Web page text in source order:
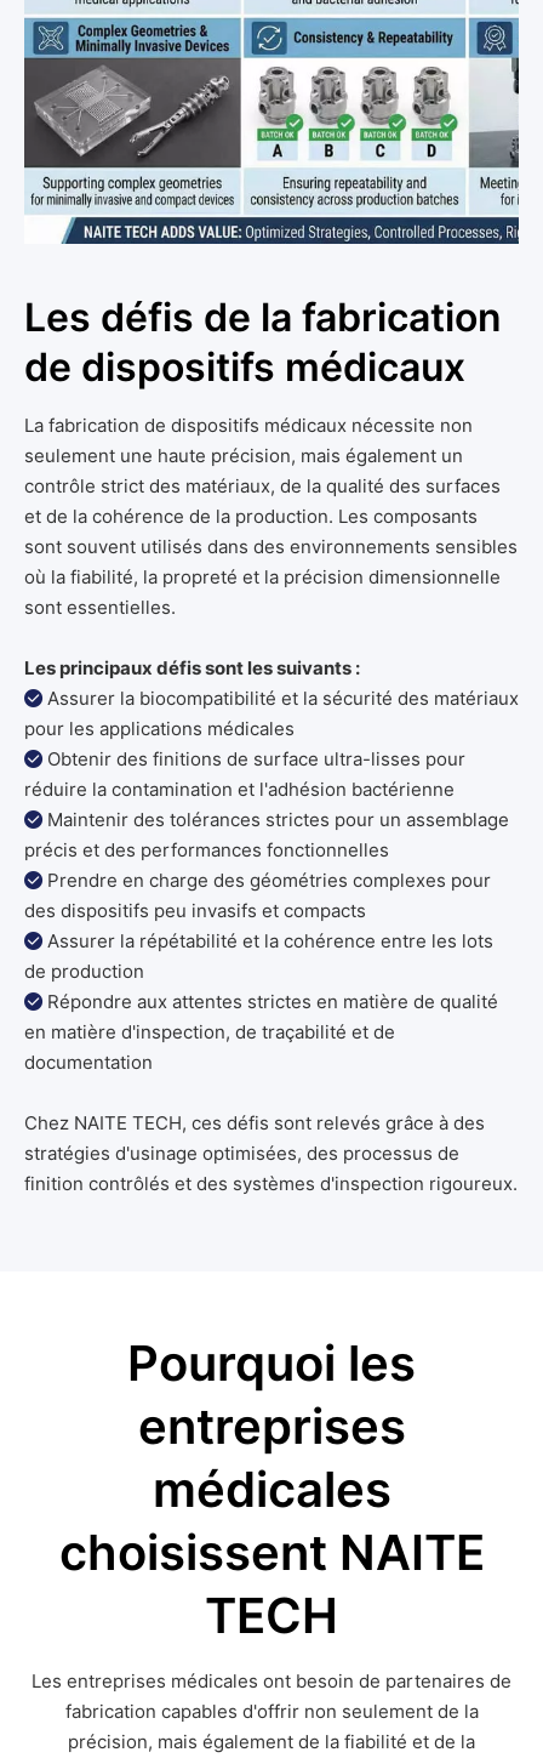
Les défis de la fabrication
de dispositifs médicaux
La fabrication de dispositifs médicaux nécessite non
seulement une haute précision, mais également un
contrôle strict des matériaux, de la qualité des surfaces
et de la cohérence de la production. Les composants
sont souvent utilisés dans des environnements sensibles
où la fiabilité, la propreté et la précision dimensionnelle
sont essentielles.
Les principaux défis sont les suivants :
 Assurer la biocompatibilité et la sécurité des matériaux
pour les applications médicales
 Obtenir des finitions de surface ultra-lisses pour
réduire la contamination et l'adhésion bactérienne
 Maintenir des tolérances strictes pour un assemblage
précis et des performances fonctionnelles
 Prendre en charge des géométries complexes pour
des dispositifs peu invasifs et compacts
 Assurer la répétabilité et la cohérence entre les lots
de production
 Répondre aux attentes strictes en matière de qualité
en matière d'inspection, de traçabilité et de
documentation
Chez NAITE TECH, ces défis sont relevés grâce à des
stratégies d'usinage optimisées, des processus de
finition contrôlés et des systèmes d'inspection rigoureux.
Pourquoi les
entreprises
médicales
choisissent NAITE
TECH
Les entreprises médicales ont besoin de partenaires de
fabrication capables d'offrir non seulement de la
précision, mais également de la fiabilité et de la